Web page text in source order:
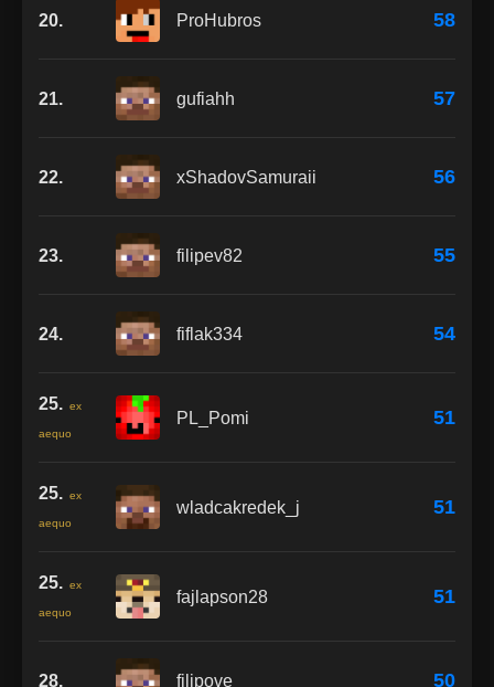
20. ProHubros 58
21. gufiahh 57
22. xShadovSamuraii 56
23. filipev82 55
24. fiflak334 54
25. ex
aequo
PL_Pomi 51
25. ex
aequo
wladcakredek_j 51
25. ex
aequo
fajlapson28 51
28. filipove 50